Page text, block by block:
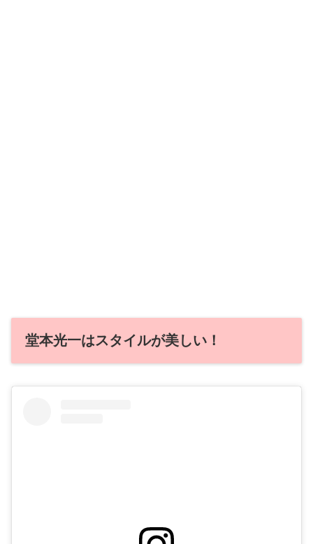
堂本光一はスタイルが美しい！